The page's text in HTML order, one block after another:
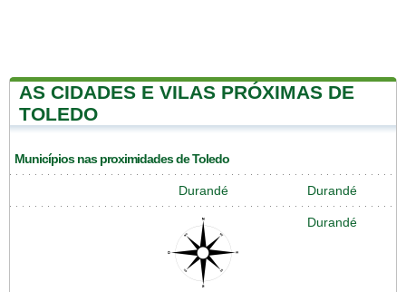
AS CIDADES E VILAS PRÓXIMAS DE
TOLEDO
Municípios nas proximidades de Toledo
Durandé Durandé
Durandé